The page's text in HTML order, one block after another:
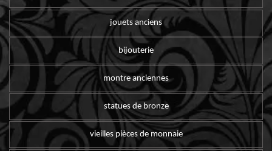
jouets anciens
bijouterie
montre anciennes
statues de bronze
vieilles pièces de monnaie